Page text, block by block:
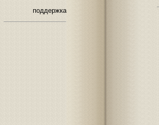
поддержка